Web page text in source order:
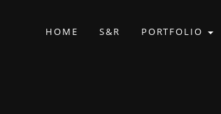
HOME S&R PORTFOLIO